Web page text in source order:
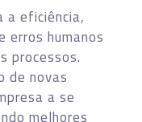
a eficiência,
erros humanos
processos.
de novas
a se
melhores